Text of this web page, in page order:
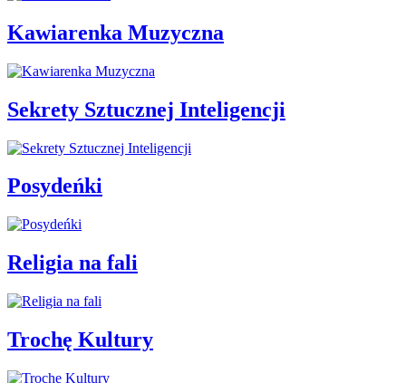
Kawiarenka Muzyczna
Sekrety Sztucznej Inteligencji
Posydeńki
Religia na fali
Trochę Kultury